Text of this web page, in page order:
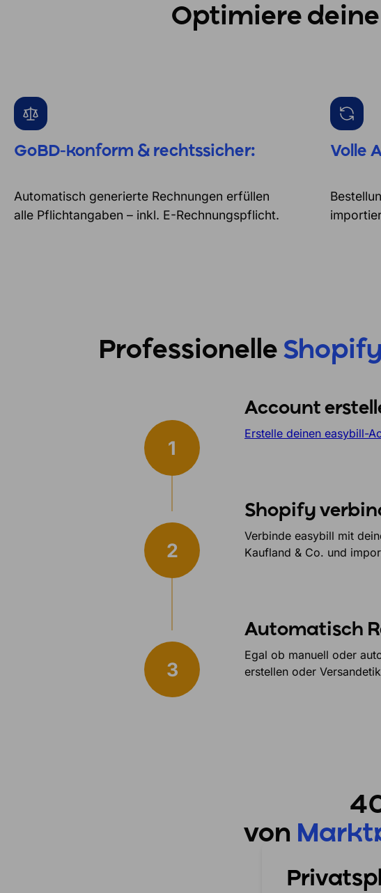
Optimiere deine
GoBD-konform & rechtssicher:
Automatisch generierte Rechnungen erfüllen
alle Pflichtangaben – inkl. E-Rechnungspflicht.
Volle
Professionelle
Account
Erstelle deinen easybill-
Shopify
Verbinde easybill mit
Kaufland & Co. und
Automatisch
Egal ob manuell oder
erstellen oder
von